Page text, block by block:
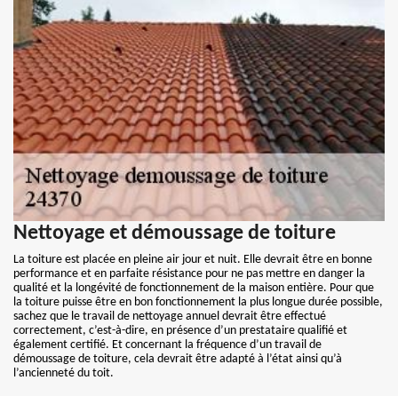
Nettoyage et démoussage de toiture
La toiture est placée en pleine air jour et nuit. Elle devrait être en bonne
performance et en parfaite résistance pour ne pas mettre en danger la
qualité et la longévité de fonctionnement de la maison entière. Pour que
la toiture puisse être en bon fonctionnement la plus longue durée possible,
sachez que le travail de nettoyage annuel devrait être effectué
correctement, c’est-à-dire, en présence d’un prestataire qualifié et
également certifié. Et concernant la fréquence d’un travail de
démoussage de toiture, cela devrait être adapté à l’état ainsi qu’à
l’ancienneté du toit.